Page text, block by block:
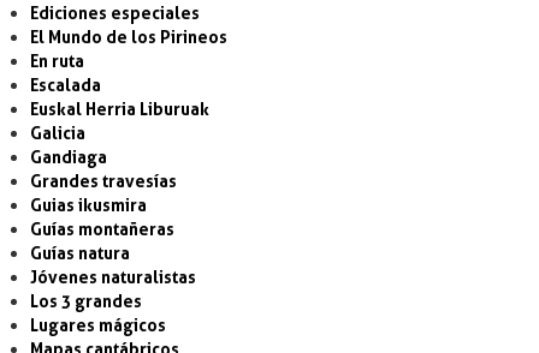
Ediciones especiales
El Mundo de los Pirineos
En ruta
Escalada
Euskal Herria Liburuak
Galicia
Gandiaga
Grandes travesías
Guias ikusmira
Guías montañeras
Guías natura
Jóvenes naturalistas
Los 3 grandes
Lugares mágicos
Mapas cantábricos